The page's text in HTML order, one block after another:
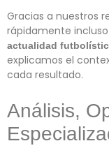
Gracias a nuestros
rápidamente
actualidad
explicamos el
cada resultado.
Análisis,